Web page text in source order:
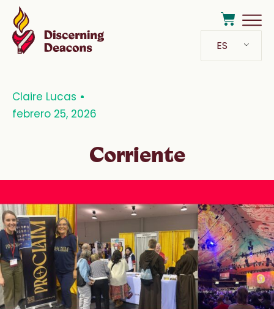
ES
Claire Lucas
febrero 25, 2026
Corriente